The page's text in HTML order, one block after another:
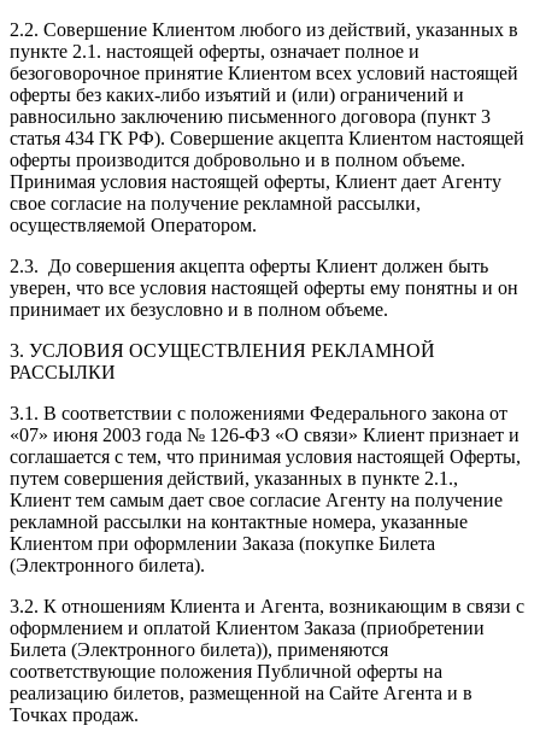
2.2. Совершение Клиентом любого из действий, указанных в
пункте 2.1. настоящей оферты, означает полное и
безоговорочное принятие Клиентом всех условий настоящей
оферты без каких-либо изъятий и (или) ограничений и
равносильно заключению письменного договора (пункт 3
статья 434 ГК РФ). Совершение акцепта Клиентом настоящей
оферты производится добровольно и в полном объеме.
Принимая условия настоящей оферты, Клиент дает Агенту
свое согласие на получение рекламной рассылки,
осуществляемой Оператором.
2.3. До совершения акцепта оферты Клиент должен быть
уверен, что все условия настоящей оферты ему понятны и он
принимает их безусловно и в полном объеме.
3. УСЛОВИЯ ОСУЩЕСТВЛЕНИЯ РЕКЛАМНОЙ
РАССЫЛКИ
3.1. В соответствии с положениями Федерального закона от
«07» июня 2003 года № 126-ФЗ «О связи» Клиент признает и
соглашается с тем, что принимая условия настоящей Оферты,
путем совершения действий, указанных в пункте 2.1.,
Клиент тем самым дает свое согласие Агенту на получение
рекламной рассылки на контактные номера, указанные
Клиентом при оформлении Заказа (покупке Билета
(Электронного билета).
3.2. К отношениям Клиента и Агента, возникающим в связи с
оформлением и оплатой Клиентом Заказа (приобретении
Билета (Электронного билета)), применяются
соответствующие положения Публичной оферты на
реализацию билетов, размещенной на Сайте Агента и в
Точках продаж.